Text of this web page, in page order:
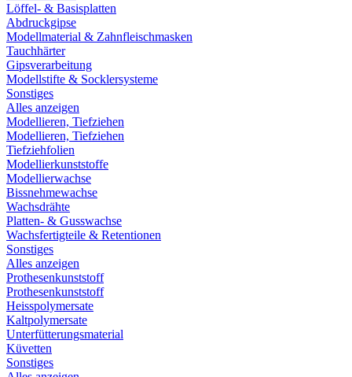
Löffel- & Basisplatten
Abdruckgipse
Modellmaterial & Zahnfleischmasken
Tauchhärter
Gipsverarbeitung
Modellstifte & Socklersysteme
Sonstiges
Alles anzeigen
Modellieren, Tiefziehen
Modellieren, Tiefziehen
Tiefziehfolien
Modellierkunststoffe
Modellierwachse
Bissnehmewachse
Wachsdrähte
Platten- & Gusswachse
Wachsfertigteile & Retentionen
Sonstiges
Alles anzeigen
Prothesenkunststoff
Prothesenkunststoff
Heisspolymersate
Kaltpolymersate
Unterfütterungsmaterial
Küvetten
Sonstiges